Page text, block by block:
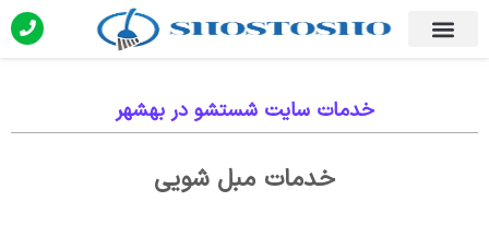
خدمات سایت شستشو در بهشهر
خدمات مبل شویی